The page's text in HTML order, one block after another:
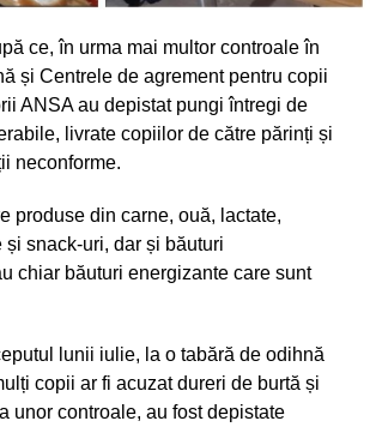
ce, în urma mai multor controale în
și Centrele de agrement pentru copii
ANSA au depistat pungi întregi de
livrate copiilor de către părinți și
neconforme.
produse din carne, ouă, lactate,
și snack-uri, dar și băuturi
chiar băuturi energizante care sunt
lunii iulie, la o tabără de odihnă
copii ar fi acuzat dureri de burtă și
unor controale, au fost depistate